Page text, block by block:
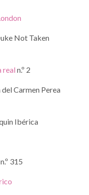
Not Taken
real n.º 2
Carmen Perea
Ibérica
n.º 315